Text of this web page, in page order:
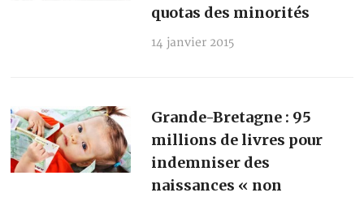
quotas des minorités
14 janvier 2015
Grande-Bretagne : 95
millions de livres pour
indemniser des
naissances « non